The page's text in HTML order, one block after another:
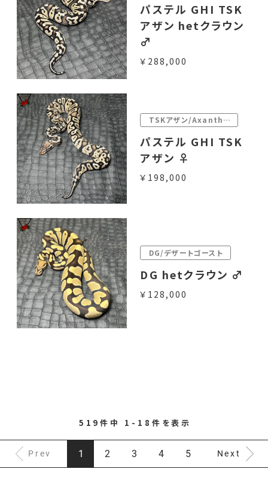
パステル GHI TSK
アザン hetクラウン
♂
￥288,000
TSKアザン/Axanthic
パステル GHI TSK
アザン ♀
￥198,000
DG/デザートゴースト
DG hetクラウン ♂
￥128,000
519件中 1-18件を表示
Prev 1 2 3 4 5 Next